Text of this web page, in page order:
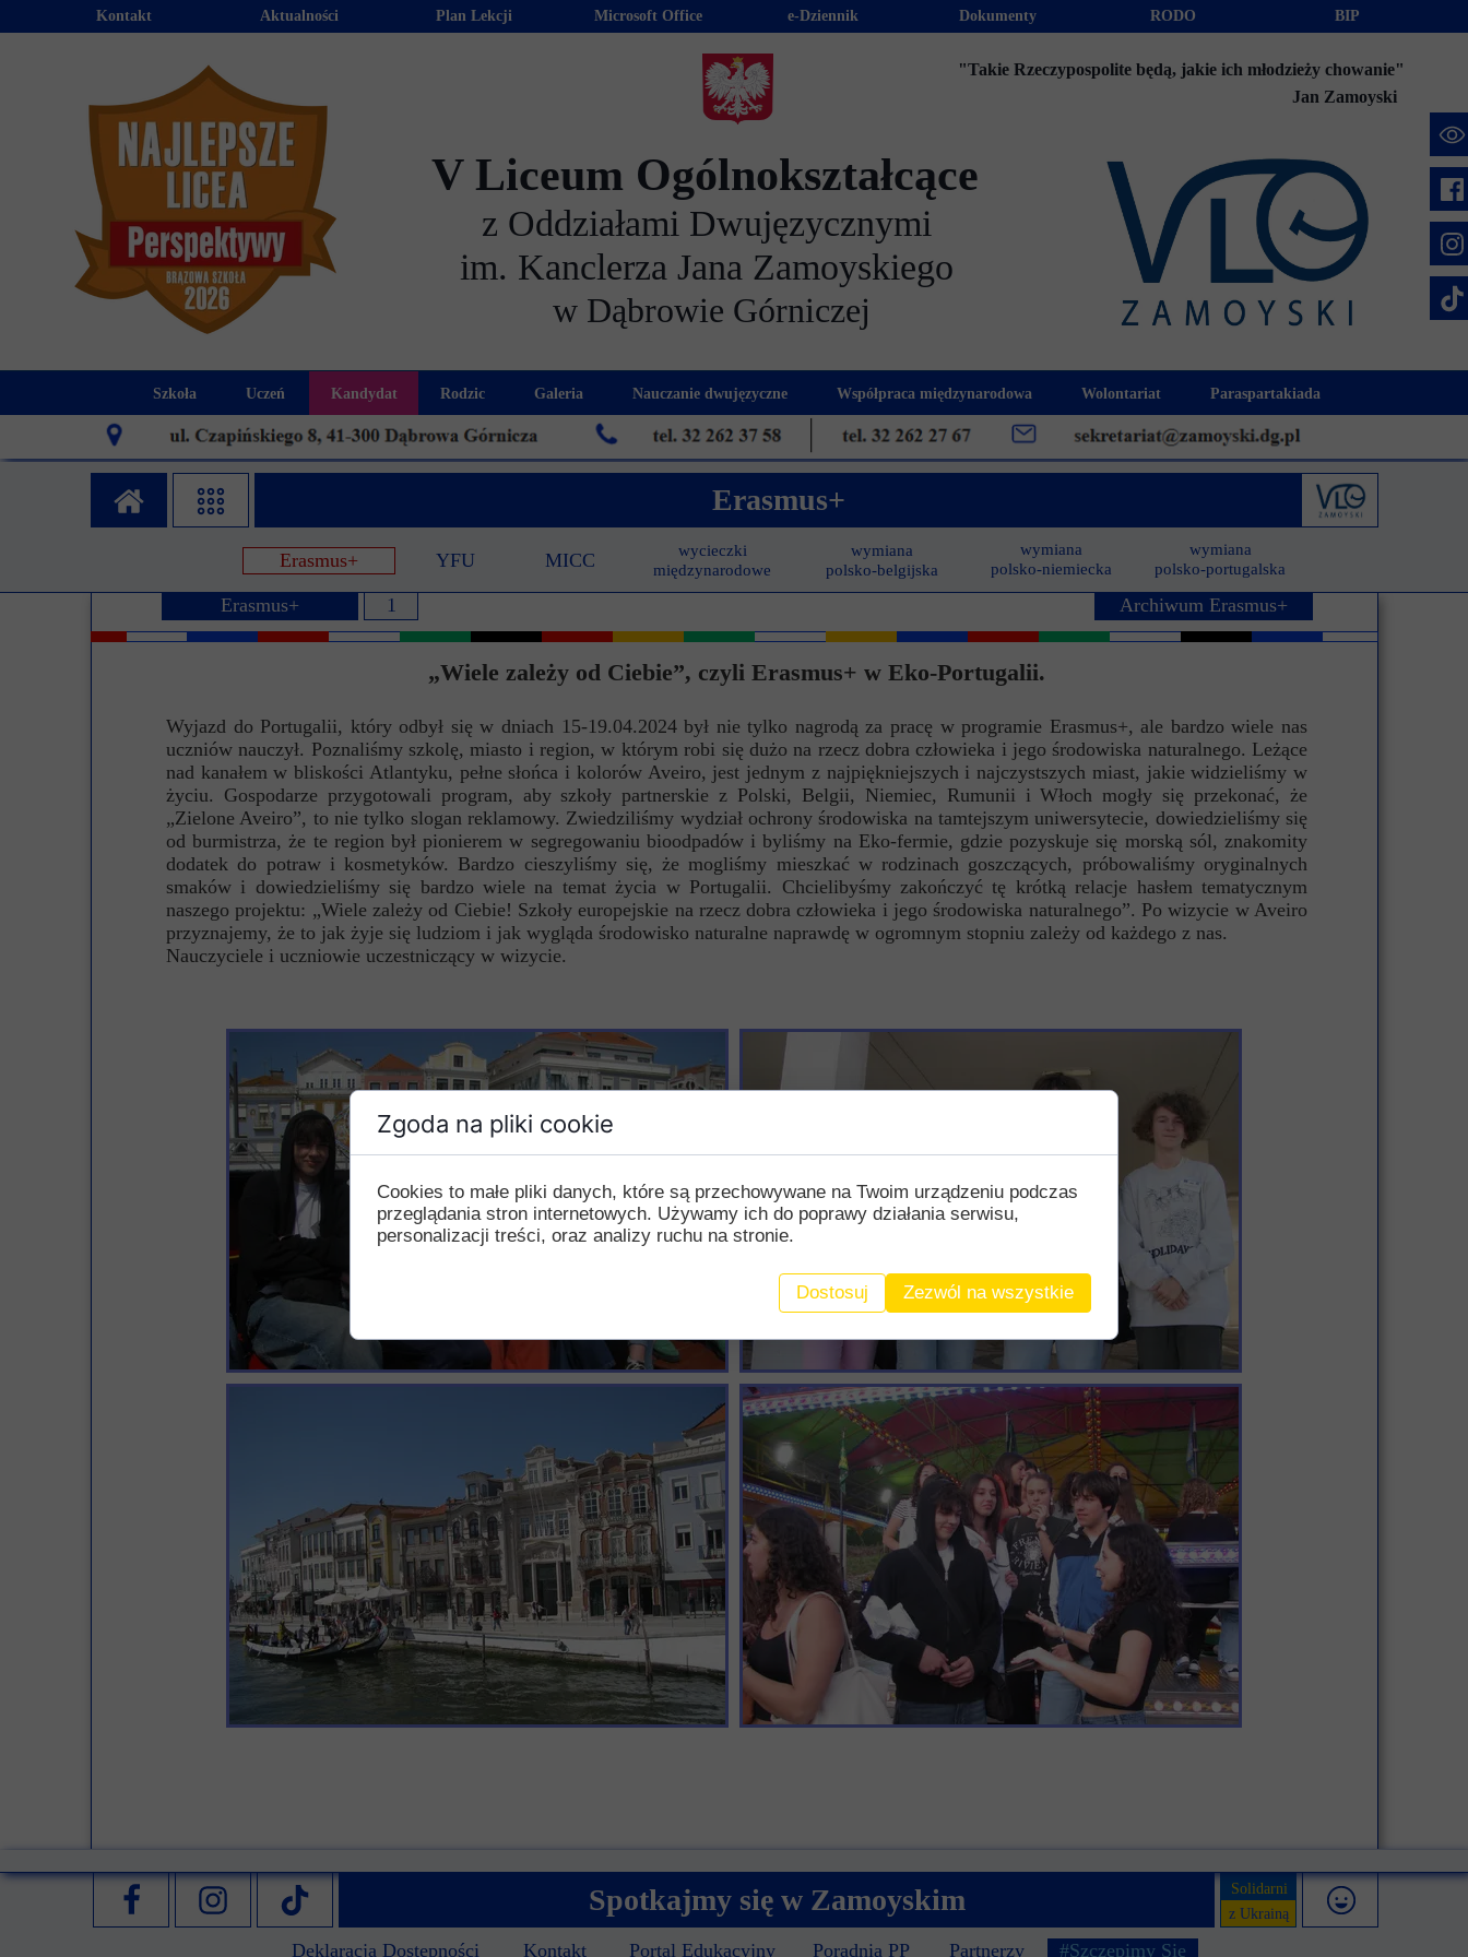
Archiwum Erasmus+
Erasmus+
wymiana
polsko-portugalska
wymiana
polsko-niemiecka
wymiana
polsko-belgijska
wycieczki
międzynarodowe
MICC
YFU
Erasmus+
Erasmus+ 1
„Wiele zależy od Ciebie”, czyli Erasmus+ w Eko-Portugalii.
Wyjazd do Portugalii, który odbył się w dniach 15-19.04.2024 był nie tylko nagrodą za pracę w programie Erasmus+, ale bardzo wiele nas
uczniów nauczył. Poznaliśmy szkolę, miasto i region, w którym robi się dużo na rzecz dobra człowieka i jego środowiska naturalnego. Leżące
nad kanałem w bliskości Atlantyku, pełne słońca i kolorów Aveiro, jest jednym z najpiękniejszych i najczystszych miast, jakie widzieliśmy w
życiu. Gospodarze przygotowali program, aby szkoły partnerskie z Polski, Belgii, Niemiec, Rumunii i Włoch mogły się przekonać, że
„Zielone Aveiro”, to nie tylko slogan reklamowy. Zwiedziliśmy wydział ochrony środowiska na tamtejszym uniwersytecie, dowiedzieliśmy się
od burmistrza, że te region był pionierem w segregowaniu bioodpadów i byliśmy na Eko-fermie, gdzie pozyskuje się morską sól, znakomity
dodatek do potraw i kosmetyków. Bardzo cieszyliśmy się, że mogliśmy mieszkać w rodzinach goszczących, próbowaliśmy oryginalnych
smaków i dowiedzieliśmy się bardzo wiele na temat życia w Portugalii. Chcielibyśmy zakończyć tę krótką relacje hasłem tematycznym
naszego projektu: „Wiele zależy od Ciebie! Szkoły europejskie na rzecz dobra człowieka i jego środowiska naturalnego”. Po wizycie w Aveiro
przyznajemy, że to jak żyje się ludziom i jak wygląda środowisko naturalne naprawdę w ogromnym stopniu zależy od każdego z nas.
Nauczyciele i uczniowie uczestniczący w wizycie.
Rodzic
Harmonogram spotkań z rodzicami
Pomoc Psychologiczno-Pedagogiczna
Ubezpieczenie
Galeria Nauczanie dwujęzyczne
Kadra dwujęzyczna
Współpraca międzynarodowa
Erasmus+
Youth For Understanding
Model International Criminal Court
Wolontariat
Akcje charytatywne
Klub Wolontariusza "Jesteśmy z Wami"
Krwiodawstwo
Młodzi Jałmużnicy
Szlachetna paczka
Paraspartakiada
Fundusz Stypendialny "Jesteśmy
Integracja szkolna
Geneza i idea
Puchar Prezydenta RP
Szkoła
Historia szkoły
Patron szkoły
Misja szkoły
Kadra pedagogiczna
Rada Szkoły
Ambasador Zamoyskiego
Biblioteka szkolna
Pedagog i Psycholog
Uczeń
Kalendarz roku szkolnego
Egzaminy i sprawdziany
Matura
Samorząd Szkolny
Rzecznik Praw Ucznia
Konkursy, wykłady
Doradca Zawodowy
Gabinet PZiPP
Wyszukiwarka uczelni
Kandydat
Aktualności dla kandydatów
Sprawdzian kompetencji językowych
Ważne terminy
Regulamin rekrutacji
V Liceum Ogólnokształcące
z Oddziałami Dwujęzycznymi
im. Kanclerza Jana Zamoyskiego
w Dąbrowie Górniczej
"Takie Rzeczypospolite będą, jakie ich młodzieży chowanie"
BIP
RODO
Dokumenty
e-Dziennik
Microsoft Office
Plan Lekcji
Aktualności
Kontakt
Jan Zamoyski
Solidarni
z Ukrainą
Deklaracja Dostępności #Szczepimy Się
Partnerzy
Poradnia PP
Portal Edukacyjny
Kontakt
Spotkajmy się w Zamoyskim
Zgoda na pliki cookie
Cookies to małe pliki danych, które są przechowywane na Twoim urządzeniu podczas
przeglądania stron internetowych. Używamy ich do poprawy działania serwisu,
personalizacji treści, oraz analizy ruchu na stronie.
Dostosuj Zezwól na wszystkie